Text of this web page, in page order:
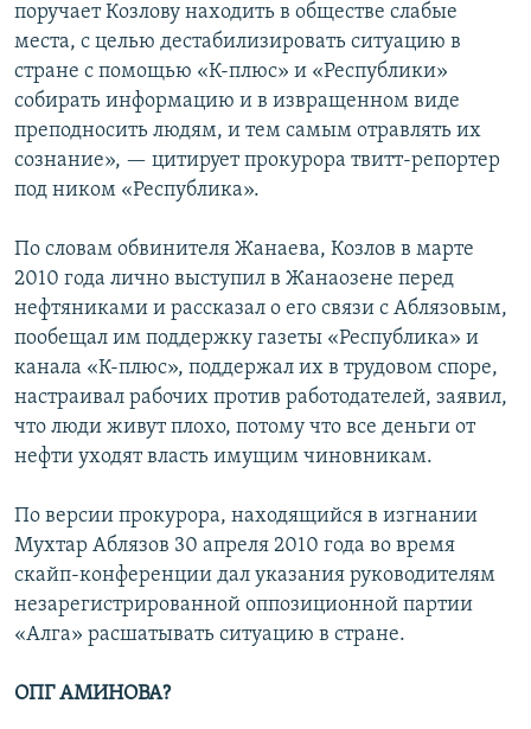
поручает Козлову находить в обществе слабые
места, с целью дестабилизировать ситуацию в
стране с помощью «К-плюс» и «Республики»
собирать информацию и в извращенном виде
преподносить людям, и тем самым отравлять их
сознание», — цитирует прокурора твитт-репортер
под ником «Республика».
По словам обвинителя Жанаева, Козлов в марте
2010 года лично выступил в Жанаозене перед
нефтяниками и рассказал о его связи с Аблязовым,
пообещал им поддержку газеты «Республика» и
канала «К-плюс», поддержал их в трудовом споре,
настраивал рабочих против работодателей, заявил,
что люди живут плохо, потому что все деньги от
нефти уходят власть имущим чиновникам.
По версии прокурора, находящийся в изгнании
Мухтар Аблязов 30 апреля 2010 года во время
скайп-конференции дал указания руководителям
незарегистрированной оппозиционной партии
«Алга» расшатывать ситуацию в стране.
ОПГ АМИНОВА?